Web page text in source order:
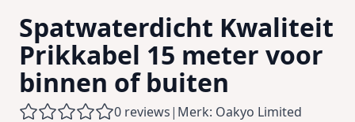
Spatwaterdicht Kwaliteit
Prikkabel 15 meter voor
binnen of buiten
0 reviews| Merk: Oakyo Limited